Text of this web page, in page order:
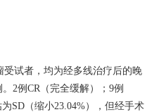
试者，均为经多线治疗后的晚
2例CR（完全缓解）；9例
SD（缩小23.04%），但经手术